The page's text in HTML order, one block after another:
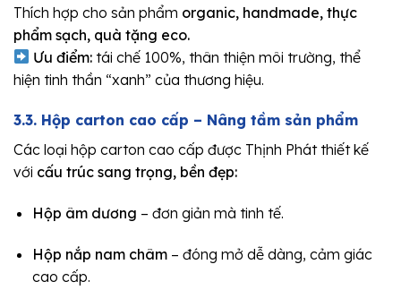
Thích hợp cho sản phẩm organic, handmade, thực
phẩm sạch, quà tặng eco.
Ưu điểm: tái chế 100%, thân thiện môi trường, thể
hiện tinh thần “xanh” của thương hiệu.
3.3. Hộp carton cao cấp – Nâng tầm sản phẩm
Các loại hộp carton cao cấp được Thịnh Phát thiết kế
với cấu trúc sang trọng, bền đẹp:
Hộp âm dương – đơn giản mà tinh tế.
Hộp nắp nam châm– đóng mở dễ dàng, cảm giác
cao cấp.